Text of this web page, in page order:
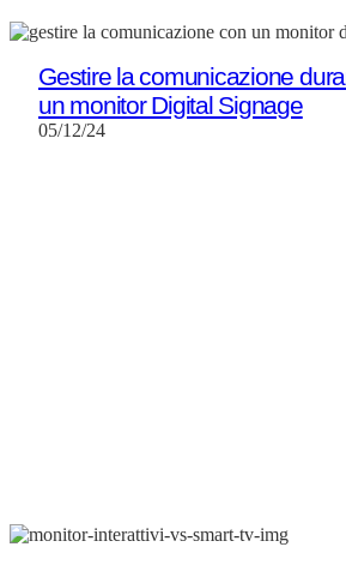
Gestire la comunicazione
un monitor Digital Signage
05/12/24